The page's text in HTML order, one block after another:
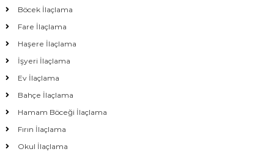
Böcek İlaçlama
Fare İlaçlama
Haşere İlaçlama
İşyeri İlaçlama
Ev İlaçlama
Bahçe İlaçlama
Hamam Böceği İlaçlama
Fırın İlaçlama
Okul İlaçlama